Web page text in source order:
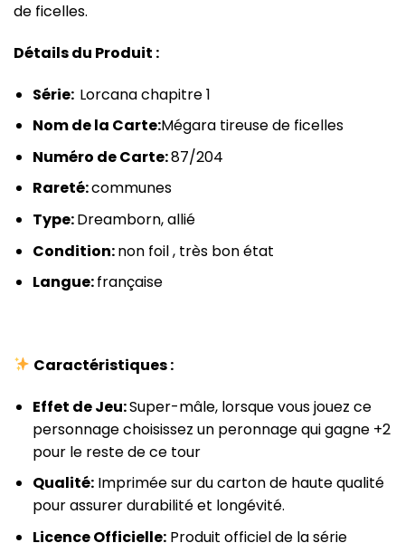
de ficelles.
Détails du Produit :
Série: Lorcana chapitre 1
Nom de la Carte:Mégara tireuse de ficelles
Numéro de Carte:87/204
Rareté:communes
Type:Dreamborn, allié
Condition:non foil , très bon état
Langue:française
Caractéristiques :
Effet de Jeu:Super-mâle, lorsque vous jouez ce
personnage choisissez un peronnage qui gagne +2
pour le reste de ce tour
Qualité:Imprimée sur du carton de haute qualité
pour assurer durabilité et longévité.
Licence Officielle:Produit officiel de la série